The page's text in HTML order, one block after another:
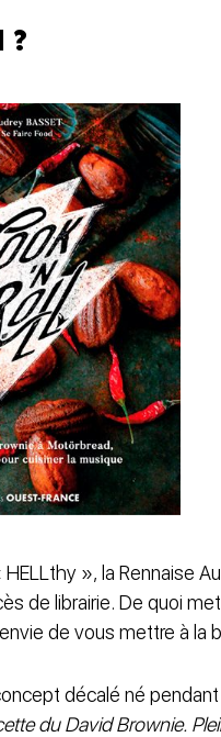
?
», la Rennaise
de librairie. De quoi
de vous mettre à la
décalé né
du David Brownie.